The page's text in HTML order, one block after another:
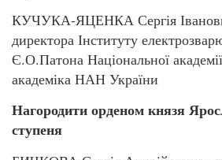
КУЧУКА-ЯЦЕНКА Сергія
директора Інституту
Є.О.Патона Національної
академіка НАН України
Нагородити орденом князя
ступеня